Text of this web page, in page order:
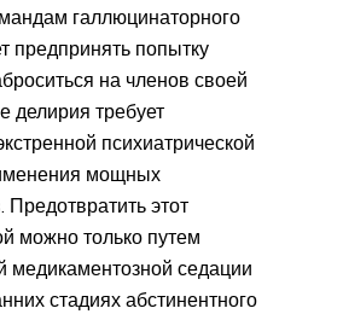
галлюцинаторного
предпринять попытку
на членов своей
делирия требует
психиатрической
мощных
Предотвратить этот
можно только путем
медикаментозной седации
стадиях абстинентного